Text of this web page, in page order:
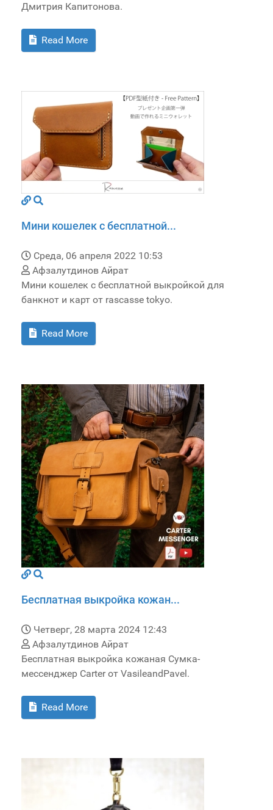
Дмитрия Капитонова.
Read More
Мини кошелек с бесплатной...
Среда, 06 апреля 2022 10:53
Афзалутдинов Айрат
Мини кошелек с бесплатной выкройкой для
банкнот и карт от rascasse tokyo.
Read More
Бесплатная выкройка кожан...
Четверг, 28 марта 2024 12:43
Афзалутдинов Айрат
Бесплатная выкройка кожаная Сумка-
мессенджер Carter от VasileandPavel.
Read More